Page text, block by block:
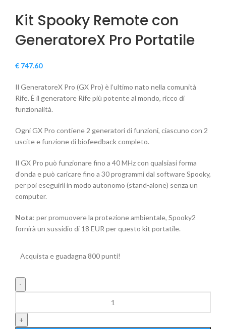
Kit Spooky Remote con
GeneratoreX Pro Portatile
€ 747.60
Il GeneratoreX Pro (GX Pro) è l’ultimo nato nella comunità
Rife. È il generatore Rife più potente al mondo, ricco di
funzionalità.
Ogni GX Pro contiene 2 generatori di funzioni, ciascuno con 2
uscite e funzione di biofeedback completo.
Il GX Pro può funzionare fino a 40 MHz con qualsiasi forma
d’onda e può caricare fino a 30 programmi dal software Spooky,
per poi eseguirli in modo autonomo (stand-alone) senza un
computer.
Nota: per promuovere la protezione ambientale, Spooky2
fornirà un sussidio di 18 EUR per questo kit portatile.
Acquista e guadagna 800 punti!